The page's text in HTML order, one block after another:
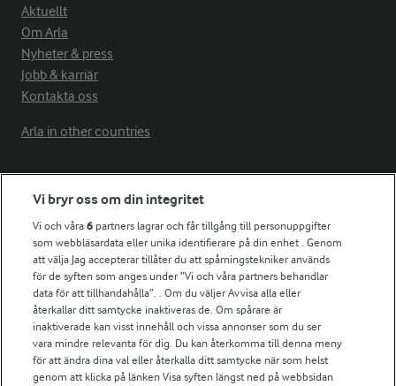
Aktuellt
Om Arla
Nyheter & press
Jobb & karriär
Kontakta oss
Arla in other countries
Fler Arlasajter
För ägare
Arlas kundportal
Arla.com
Falbygdens Ost
Arla webbshop
Bildbank
Vi bryr oss om din integritet
Vi och våra6 partners lagrar och får tillgång till personuppgifter
som webbläsardata eller unika identifierare på din enhet . Genom
att välja Jag accepterar tillåter du att spårningstekniker används
för de syften som anges under ”Vi och våra partners behandlar
data för att tillhandahålla”. . Om du väljer Avvisa alla eller
återkallar ditt samtycke inaktiveras de. Om spårare är
inaktiverade kan visst innehåll och vissa annonser som du ser
vara mindre relevanta för dig. Du kan återkomma till denna meny
för att ändra dina val eller återkalla ditt samtycke när som helst
genom att klicka på länken Visa syften längst ned på webbsidan